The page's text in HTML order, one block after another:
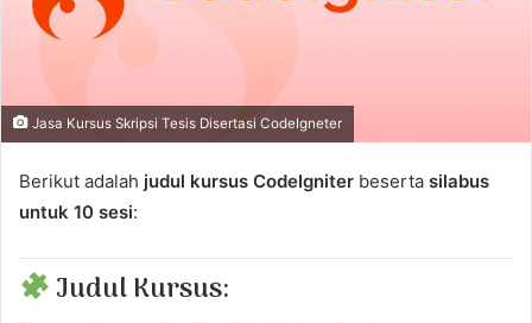
Jasa Kursus Skripsi Tesis Disertasi CodeIgneter
Berikut adalah judul kursus CodeIgniter beserta silabus
untuk 10 sesi:
Judul Kursus: